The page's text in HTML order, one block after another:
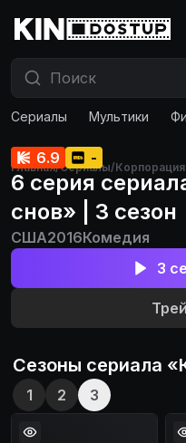
Сериалы Мультики
Главная/Сериалы/
6.9 -
6 серия
снов» | 3 сезон
США2016Комедия
3
Сезоны сериала «
1 2 3